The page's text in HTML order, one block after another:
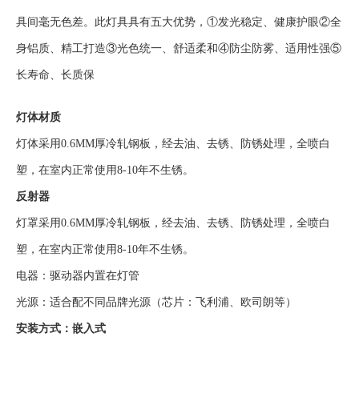
具间毫无色差。此灯具具有五大优势，①发光稳定、健康护眼②全
身铝质、精工打造③光色统一、舒适柔和④防尘防雾、适用性强⑤
长寿命、长质保
灯体材质
灯体采用0.6MM厚冷轧钢板，经去油、去锈、防锈处理，全喷白
塑，在室内正常使用8-10年不生锈。
反射器
灯罩采用0.6MM厚冷轧钢板，经去油、去锈、防锈处理，全喷白
塑，在室内正常使用8-10年不生锈。
电器：驱动器内置在灯管
光源：适合配不同品牌光源（芯片：飞利浦、欧司朗等）
安装方式：嵌入式